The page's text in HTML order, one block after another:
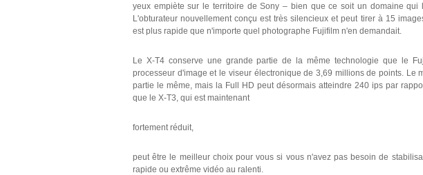
yeux empiète sur le territoire de Sony – bien que ce soit un domaine qui
L'obturateur nouvellement conçu est très silencieux et peut tirer à 15
est plus rapide que n'importe quel photographe Fujifilm n'en demandait.
Le X-T4 conserve une grande partie de la même technologie que le
processeur d'image et le viseur électronique de 3,69 millions de points. Le
partie le même, mais la Full HD peut désormais atteindre 240 ips par
que le X-T3, qui est maintenant
fortement réduit,
peut être le meilleur choix pour vous si vous n'avez pas besoin de
rapide ou extrême vidéo au ralenti.